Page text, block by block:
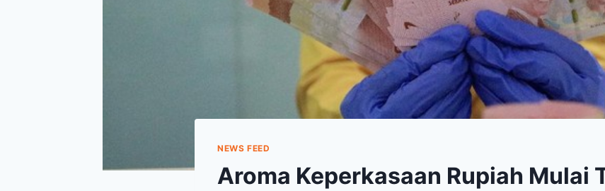
NEWS FEED
Aroma Keperkasaan Rupiah Mulai